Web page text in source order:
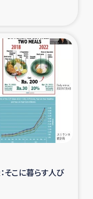
家支援
援
ヒー畑改善事業
被災者支援
カオ）事業
そこに暮らす人び